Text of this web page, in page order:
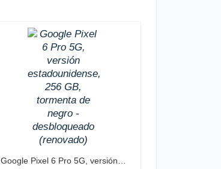
Google Pixel 6 Pro 5G, versión…